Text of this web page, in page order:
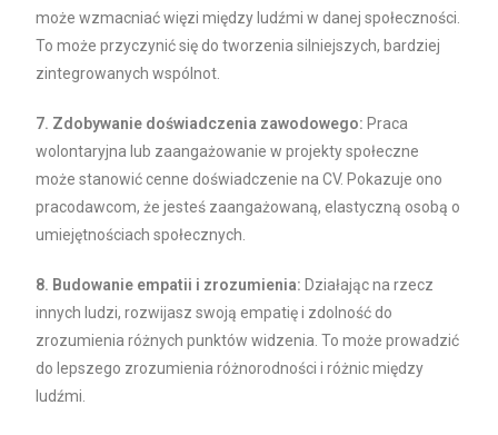
może wzmacniać więzi między ludźmi w danej społeczności.
To może przyczynić się do tworzenia silniejszych, bardziej
zintegrowanych wspólnot.
7. Zdobywanie doświadczenia zawodowego: Praca
wolontaryjna lub zaangażowanie w projekty społeczne
może stanowić cenne doświadczenie na CV. Pokazuje ono
pracodawcom, że jesteś zaangażowaną, elastyczną osobą o
umiejętnościach społecznych.
8. Budowanie empatii i zrozumienia: Działając na rzecz
innych ludzi, rozwijasz swoją empatię i zdolność do
zrozumienia różnych punktów widzenia. To może prowadzić
do lepszego zrozumienia różnorodności i różnic między
ludźmi.